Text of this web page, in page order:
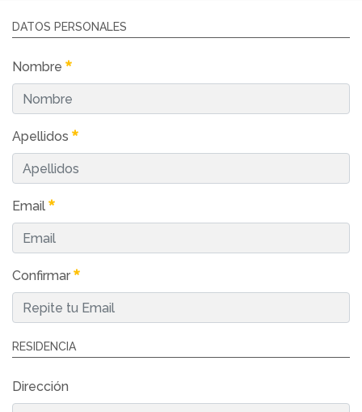
DATOS PERSONALES
Nombre
Apellidos
Email
Confirmar
RESIDENCIA
Dirección